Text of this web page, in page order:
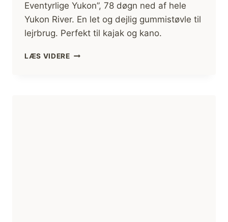
Eventyrlige Yukon”, 78 døgn ned af hele
Yukon River. En let og dejlig gummistøvle til
lejrbrug. Perfekt til kajak og kano.
LÆS VIDEREANMELDELSE